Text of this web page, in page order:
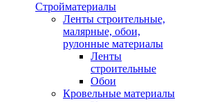
Стройматериалы
Ленты строительные,
малярные, обои,
рулонные материалы
Ленты
строительные
Обои
Кровельные материалы